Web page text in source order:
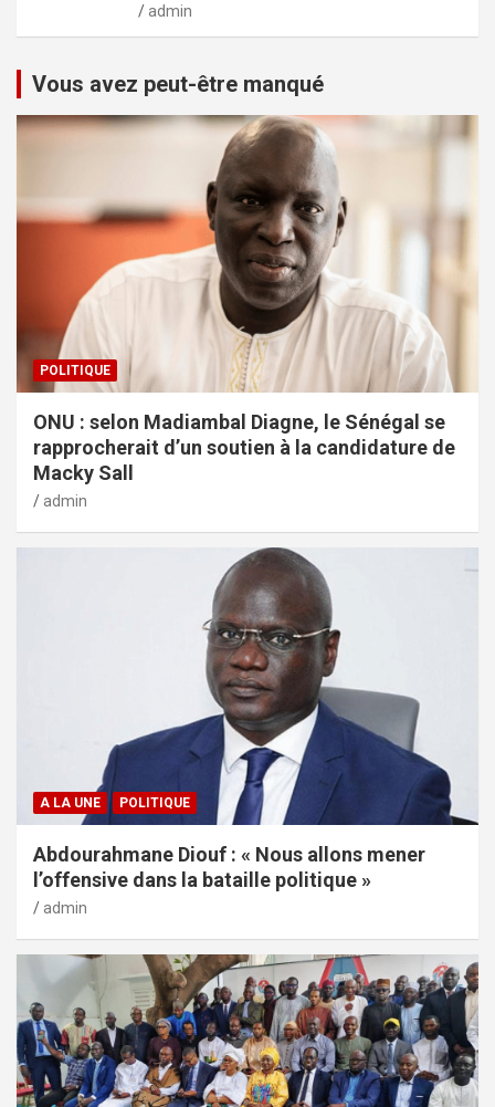
admin
Vous avez peut-être manqué
POLITIQUE
ONU : selon Madiambal Diagne, le Sénégal se
rapprocherait d’un soutien à la candidature de
Macky Sall
admin
A LA UNE POLITIQUE
Abdourahmane Diouf : « Nous allons mener
l’offensive dans la bataille politique »
admin